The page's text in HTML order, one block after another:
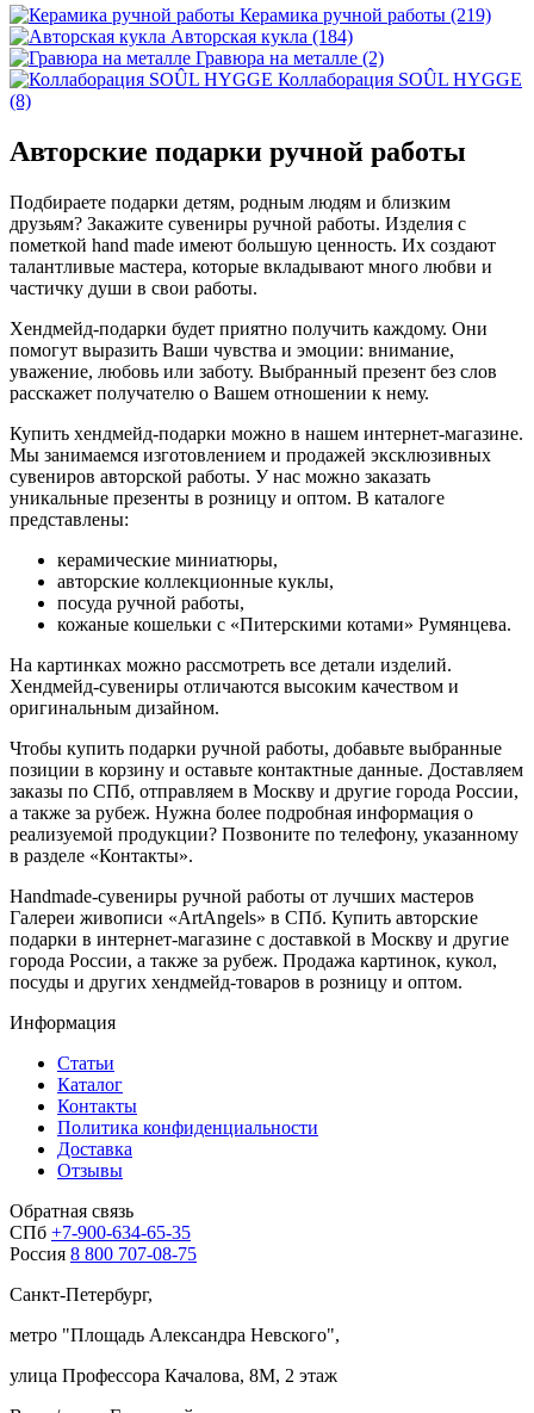
Керамика ручной работы (219)
Авторская кукла (184)
Гравюра на металле (2)
Коллаборация SOÛL HYGGE
(8)
Авторские подарки ручной работы
Подбираете подарки детям, родным людям и близким
друзьям? Закажите сувениры ручной работы. Изделия с
пометкой hand made имеют большую ценность. Их создают
талантливые мастера, которые вкладывают много любви и
частичку души в свои работы.
Хендмейд-подарки будет приятно получить каждому. Они
помогут выразить Ваши чувства и эмоции: внимание,
уважение, любовь или заботу. Выбранный презент без слов
расскажет получателю о Вашем отношении к нему.
Купить хендмейд-подарки можно в нашем интернет-магазине.
Мы занимаемся изготовлением и продажей эксклюзивных
сувениров авторской работы. У нас можно заказать
уникальные презенты в розницу и оптом. В каталоге
представлены:
керамические миниатюры,
авторские коллекционные куклы,
посуда ручной работы,
кожаные кошельки с «Питерскими котами» Румянцева.
На картинках можно рассмотреть все детали изделий.
Хендмейд-сувениры отличаются высоким качеством и
оригинальным дизайном.
Чтобы купить подарки ручной работы, добавьте выбранные
позиции в корзину и оставьте контактные данные. Доставляем
заказы по СПб, отправляем в Москву и другие города России,
а также за рубеж. Нужна более подробная информация о
реализуемой продукции? Позвоните по телефону, указанному
в разделе «Контакты».
Handmade-сувениры ручной работы от лучших мастеров
Галереи живописи «ArtAngels» в СПб. Купить авторские
подарки в интернет-магазине с доставкой в Москву и другие
города России, а также за рубеж. Продажа картинок, кукол,
посуды и других хендмейд-товаров в розницу и оптом.
Информация
Статьи
Каталог
Контакты
Политика конфиденциальности
Доставка
Отзывы
Обратная связь
СПб +7-900-634-65-35
Россия 8 800 707-08-75
Санкт-Петербург,
метро "Площадь Александра Невского",
улица Профессора Качалова, 8М, 2 этаж